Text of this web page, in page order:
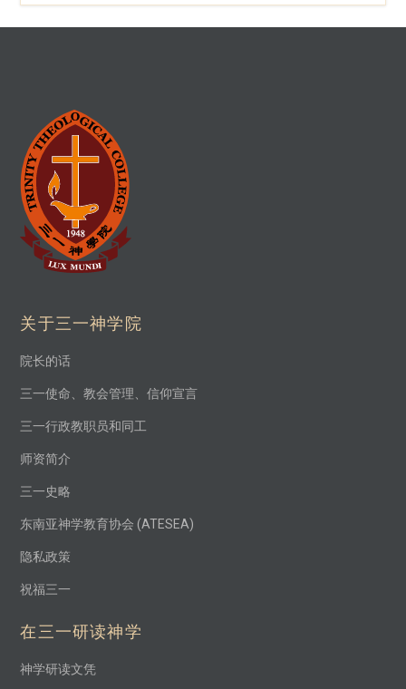
关于三一神学院
院长的话
三一使命、教会管理、信仰宣言
三一行政教职员和同工
师资简介
三一史略
东南亚神学教育协会 (ATESEA)
隐私政策
祝福三一
在三一研读神学
神学研读文凭